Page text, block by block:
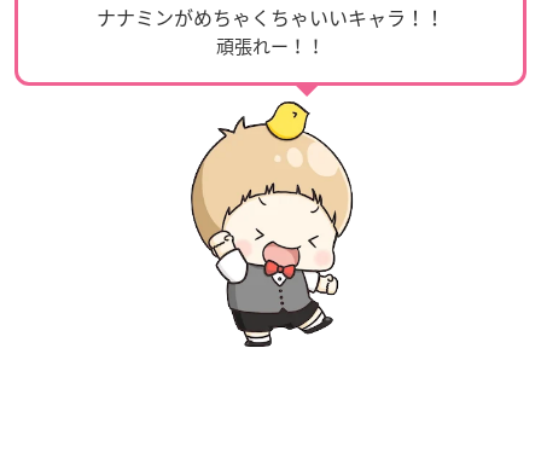
ナナミンがめちゃくちゃいいキャラ！！
頑張れー！！